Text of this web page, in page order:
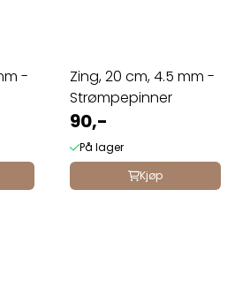
-
Zing, 20 cm, 4.5 mm -
Strømpepinner
90,-
På lager
Kjøp